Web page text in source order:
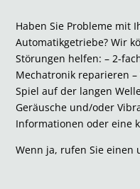
Haben Sie Probleme mit
Automatikgetriebe? Wir
Störungen helfen: – 2-
Mechatronik reparieren
Spiel auf der langen
Geräusche und/oder
Informationen oder eine
Wenn ja, rufen Sie einen